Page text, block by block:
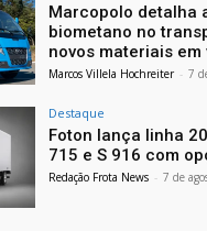
Marcopolo detalha
biometano no
novos materiais em
Marcos Villela Hochreiter - 7
Destaque
Foton lança linha
715 e S 916 com
Redação Frota News - 7 de